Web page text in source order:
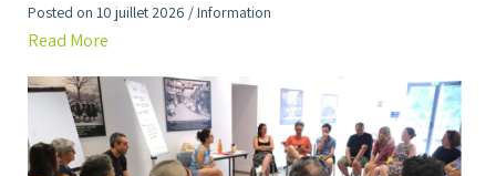
Posted on 10 juillet 2026 /Information
Read More